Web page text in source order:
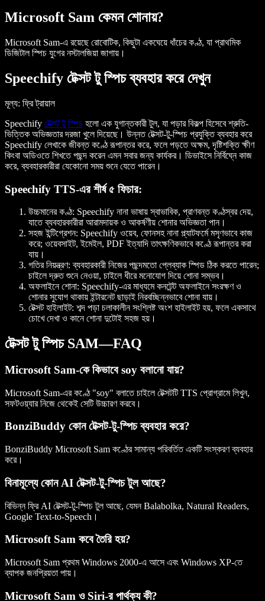
Microsoft Sam কেমন শোনায়?
Microsoft Sam-এ রয়েছে রোবোটিক, কিছুটা একঘেয়ে ধাঁচের কণ্ঠ, যা প্রাথমিক
ডিজিটাল স্পিচ যুগের নস্টালজিয়া জাগায়।
Speechify টেক্সট টু স্পিচ ব্যবহার করে দেখুন
মূল্য: ফ্রি ট্রায়াল
Speechify টেক্সট টু স্পিচ হলো এক যুগান্তকারী টুল, যা পড়ার বিকল্প হিসেবে শ্রুতি-
ভিত্তিক অভিজ্ঞতার দরজা খুলে দিয়েছে। উন্নত টেক্সট-টু-স্পিচ প্রযুক্তি ব্যবহার করে
Speechify লেখাকে জীবন্ত কণ্ঠে রূপান্তর করে, ফলে পড়তে অক্ষম, দৃষ্টিশক্তি ক্ষীণ
কিংবা অডিওতে শিখতে পছন্দ করেন এমন সবার জন্য কার্যকর। ডিভাইসে নির্বিঘ্নে কাজ
করে, ব্যবহারকারীরা যেকোনো সময় শুনে যেতে পারেন।
Speechify TTS-এর শীর্ষ ৫ ফিচার:
উচ্চমানের কণ্ঠ: Speechify নানা ভাষায় স্বাভাবিক, প্রাণবন্ত কণ্ঠস্বর দেয়,
যাতে ব্যবহারকারীরা আরামদায়ক ও আকর্ষণীয় শোনার অভিজ্ঞতা পান।
সহজ ইন্টিগ্রেশন: Speechify ওয়েব, ফোনসহ নানা প্ল্যাটফর্মে মসৃণভাবে কাজ
করে; ওয়েবসাইট, ইমেইল, PDF ইত্যাদি তাৎক্ষণিকভাবে কণ্ঠে রূপান্তর করা
যায়।
গতির নিয়ন্ত্রণ: ব্যবহারকারী নিজের পছন্দমতো প্লেব্যাক স্পিড ঠিক করতে পারেন;
চাইলে দ্রুত শুনে নেওয়া, চাইলে ধীরে মনোযোগ দিয়ে শোনা সম্ভব।
অফলাইনে শোনা: Speechify-এর মাধ্যমে কনটেন্ট অফলাইনে সংরক্ষণ ও
শোনার সুযোগ থাকায় ইন্টারনেট ছাড়াই নিরবচ্ছিন্নভাবে শোনা যায়।
টেক্সট হাইলাইট: শব্দ পড়া চলাকালীন সংশ্লিষ্ট অংশ হাইলাইট হয়, ফলে একসাথে
চোখে দেখা ও কানে শোনা দুটোই সহজ হয়।
টেক্সট টু স্পিচ SAM—FAQ
Microsoft Sam-কে কিভাবে soy বলানো যায়?
Microsoft Sam-এর কণ্ঠে "soy" বলাতে চাইলে টেক্সটটি TTS প্রোগ্রামে লিখুন,
সফটওয়্যার নিজে থেকেই সেটি উচ্চারণ করবে।
BonziBuddy কোন টেক্সট-টু-স্পিচ ব্যবহার করে?
BonziBuddy Microsoft Sam কণ্ঠের সামান্য পরিবর্তিত একটি সংস্করণ ব্যবহার
করে।
বিনামূল্যে কোন AI টেক্সট-টু-স্পিচ টুল আছে?
বিভিন্ন ফ্রি AI টেক্সট-টু-স্পিচ টুল আছে, যেমন Balabolka, Natural Readers,
Google Text-to-Speech।
Microsoft Sam কবে তৈরি হয়?
Microsoft Sam প্রথম Windows 2000-এ আসে এবং Windows XP-তে
ব্যাপক জনপ্রিয়তা পায়।
Microsoft Sam ও Siri-র পার্থক্য কী?